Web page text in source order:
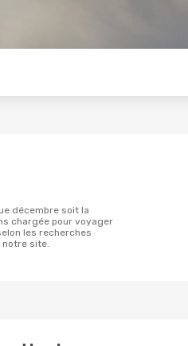
chargée pour voyager
les recherches
notre site.